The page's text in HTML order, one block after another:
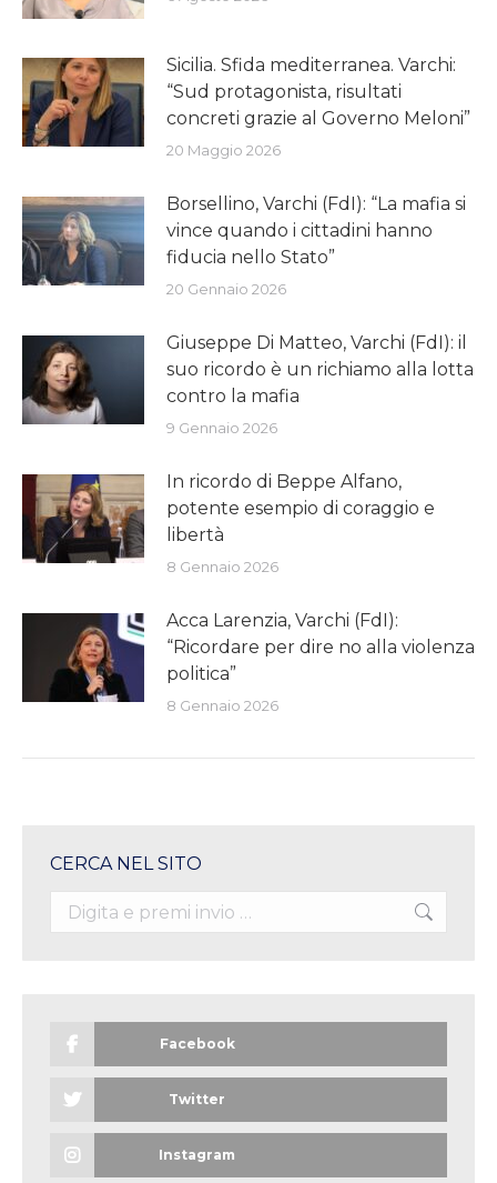
Sicilia. Sfida mediterranea. Varchi:
“Sud protagonista, risultati
concreti grazie al Governo Meloni”
20 Maggio 2026
Borsellino, Varchi (FdI): “La mafia si
vince quando i cittadini hanno
fiducia nello Stato”
20 Gennaio 2026
Giuseppe Di Matteo, Varchi (FdI): il
suo ricordo è un richiamo alla lotta
contro la mafia
9 Gennaio 2026
In ricordo di Beppe Alfano,
potente esempio di coraggio e
libertà
8 Gennaio 2026
Acca Larenzia, Varchi (FdI):
“Ricordare per dire no alla violenza
politica”
8 Gennaio 2026
CERCA NEL SITO
Search:
Facebook
Twitter
Instagram